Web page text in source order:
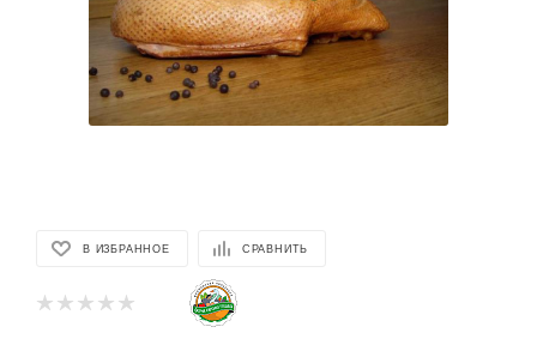
В ИЗБРАННОЕ СРАВНИТЬ